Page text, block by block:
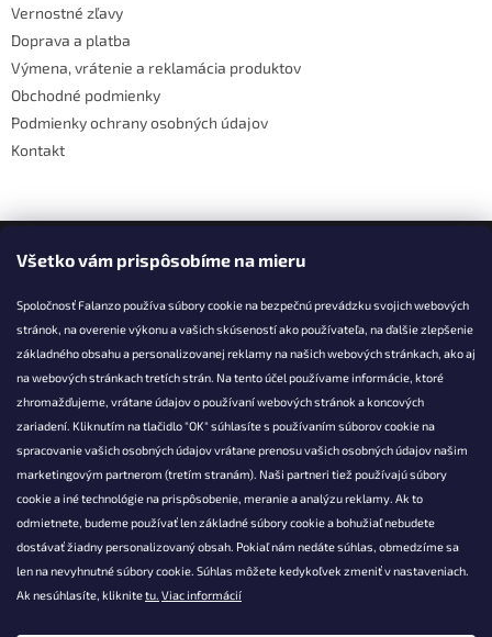
Všetko vám prispôsobíme na mieru
Spoločnosť Falanzo používa súbory cookie na bezpečnú prevádzku svojich webových
stránok, na overenie výkonu a vašich skúseností ako používateľa, na ďalšie zlepšenie
základného obsahu a personalizovanej reklamy na našich webových stránkach, ako aj
na webových stránkach tretích strán. Na tento účel používame informácie, ktoré
zhromažďujeme, vrátane údajov o používaní webových stránok a koncových
zariadení. Kliknutím na tlačidlo "OK" súhlasíte s používaním súborov cookie na
spracovanie vašich osobných údajov vrátane prenosu vašich osobných údajov našim
marketingovým partnerom (tretím stranám). Naši partneri tiež používajú súbory
cookie a iné technológie na prispôsobenie, meranie a analýzu reklamy. Ak to
odmietnete, budeme používať len základné súbory cookie a bohužiaľ nebudete
dostávať žiadny personalizovaný obsah. Pokiaľ nám nedáte súhlas, obmedzíme sa
len na nevyhnutné súbory cookie. Súhlas môžete kedykoľvek zmeniť v nastaveniach.
Ak nesúhlasíte, kliknitetu. Viac informácií
Vernostné zľavy
Doprava a platba
Výmena, vrátenie a reklamácia produktov
Obchodné podmienky
Podmienky ochrany osobných údajov
Kontakt
Facebook
KONTAKT
info@falanzo.sk
Falanzo.sk
FalanzoSK